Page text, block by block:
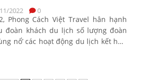
2022 0
Phong Cách Việt Travel hân hạnh
đoàn khách du lịch số lượng đoàn
nổ’ các hoạt động du lịch kết hợp